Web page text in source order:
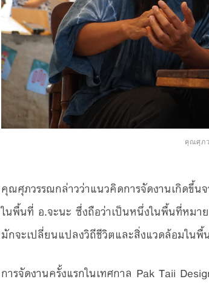
คุณศุภ
คุณศุภวรรณกล่าวว่าแนวคิดการจัดงานเกิดขึ้น
ในพื้นที่ อ.จะนะ ซึ่งถือว่าเป็นหนึ่งในพื้นที่หมา
มักจะเปลี่ยนแปลงวิถีชีวิตและสิ่งแวดล้อมใน
การจัดงานครั้งแรกในเทศกาล Pak Taii